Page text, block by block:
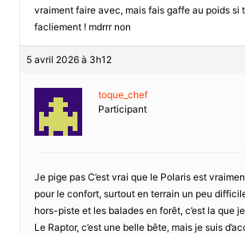
vraiment faire avec, mais fais gaffe au poids si
facliement ! mdrrr non
5 avril 2026 à 3h12
toque_chef
Participant
Je pige pas C’est vrai que le Polaris est
pour le confort, surtout en terrain un peu
hors-piste et les balades en forêt, c’est la que
Le Raptor, c’est une belle bête, mais je suis